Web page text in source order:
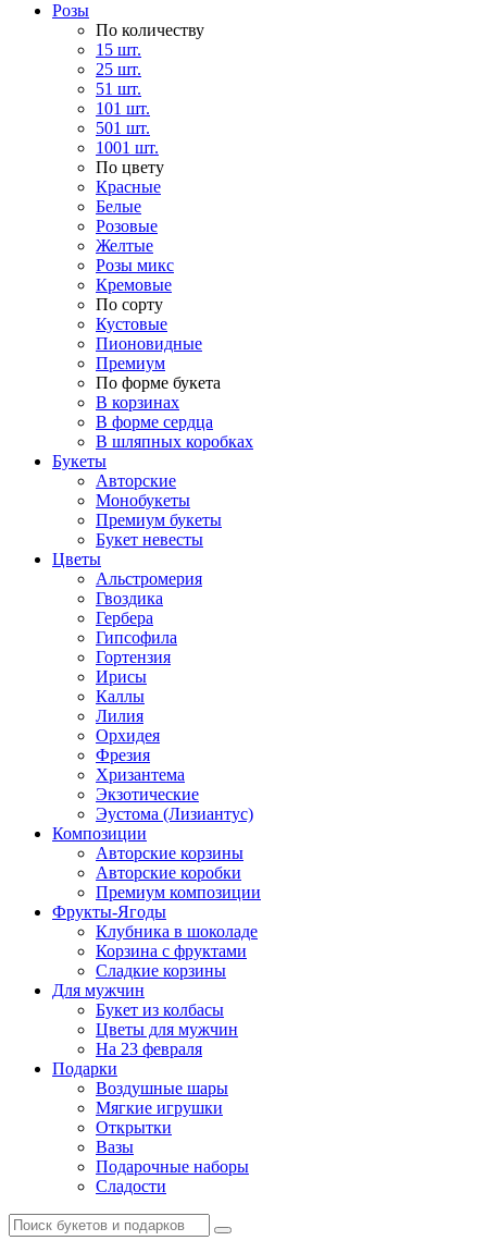
Розы
По количеству
15 шт.
25 шт.
51 шт.
101 шт.
501 шт.
1001 шт.
По цвету
Красные
Белые
Розовые
Желтые
Розы микс
Кремовые
По сорту
Кустовые
Пионовидные
Премиум
По форме букета
В корзинах
В форме сердца
В шляпных коробках
Букеты
Авторские
Монобукеты
Премиум букеты
Букет невесты
Цветы
Альстромерия
Гвоздика
Гербера
Гипсофила
Гортензия
Ирисы
Каллы
Лилия
Орхидея
Фрезия
Хризантема
Экзотические
Эустома (Лизиантус)
Композиции
Авторские корзины
Авторские коробки
Премиум композиции
Фрукты-Ягоды
Клубника в шоколаде
Корзина с фруктами
Сладкие корзины
Для мужчин
Букет из колбасы
Цветы для мужчин
На 23 февраля
Подарки
Воздушные шары
Мягкие игрушки
Открытки
Вазы
Подарочные наборы
Сладости